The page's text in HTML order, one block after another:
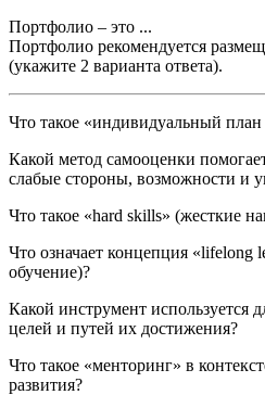
Портфолио – это ...
Портфолио рекомендуется
(укажите 2 варианта ответа).
Что такое «индивидуальный
Какой метод самооценки
слабые стороны, возможности и
Что такое «hard skills» (жесткие
Что означает концепция «lifelong
обучение)?
Какой инструмент используется
целей и путей их достижения?
Что такое «менторинг» в
развития?